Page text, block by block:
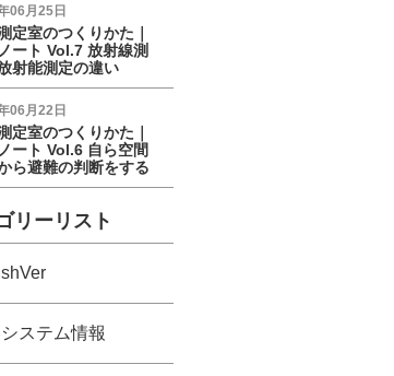
06月25日
定室のつくりかた｜
ート Vol.7 放射線測
射能測定の違い
06月22日
定室のつくりかた｜
ート Vol.6 自ら空間
ら避難の判断をする
リーリスト
ステム情報